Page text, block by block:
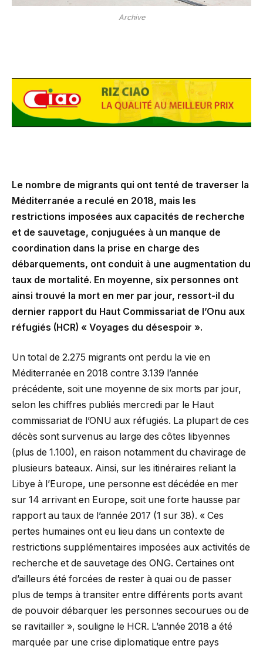
Archive
Le nombre de migrants qui ont tenté de traverser la
Méditerranée a reculé en 2018, mais les
restrictions imposées aux capacités de recherche
et de sauvetage, conjuguées à un manque de
coordination dans la prise en charge des
débarquements, ont conduit à une augmentation du
taux de mortalité. En moyenne, six personnes ont
ainsi trouvé la mort en mer par jour, ressort-il du
dernier rapport du Haut Commissariat de l’Onu aux
réfugiés (HCR) « Voyages du désespoir ».
Un total de 2.275 migrants ont perdu la vie en
Méditerranée en 2018 contre 3.139 l’année
précédente, soit une moyenne de six morts par jour,
selon les chiffres publiés mercredi par le Haut
commissariat de l’ONU aux réfugiés. La plupart de ces
décès sont survenus au large des côtes libyennes
(plus de 1.100), en raison notamment du chavirage de
plusieurs bateaux. Ainsi, sur les itinéraires reliant la
Libye à l’Europe, une personne est décédée en mer
sur 14 arrivant en Europe, soit une forte hausse par
rapport au taux de l’année 2017 (1 sur 38). « Ces
pertes humaines ont eu lieu dans un contexte de
restrictions supplémentaires imposées aux activités de
recherche et de sauvetage des ONG. Certaines ont
d’ailleurs été forcées de rester à quai ou de passer
plus de temps à transiter entre différents ports avant
de pouvoir débarquer les personnes secourues ou de
se ravitailler », souligne le HCR. L’année 2018 a été
marquée par une crise diplomatique entre pays